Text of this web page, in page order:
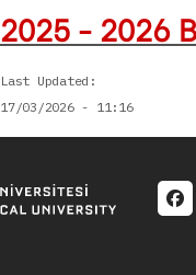
2025 - 2026
Last Updated
17/03/2026 - 11:16
Social